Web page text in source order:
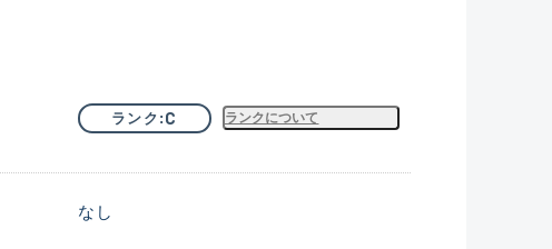
ランク C ランクについて
なし